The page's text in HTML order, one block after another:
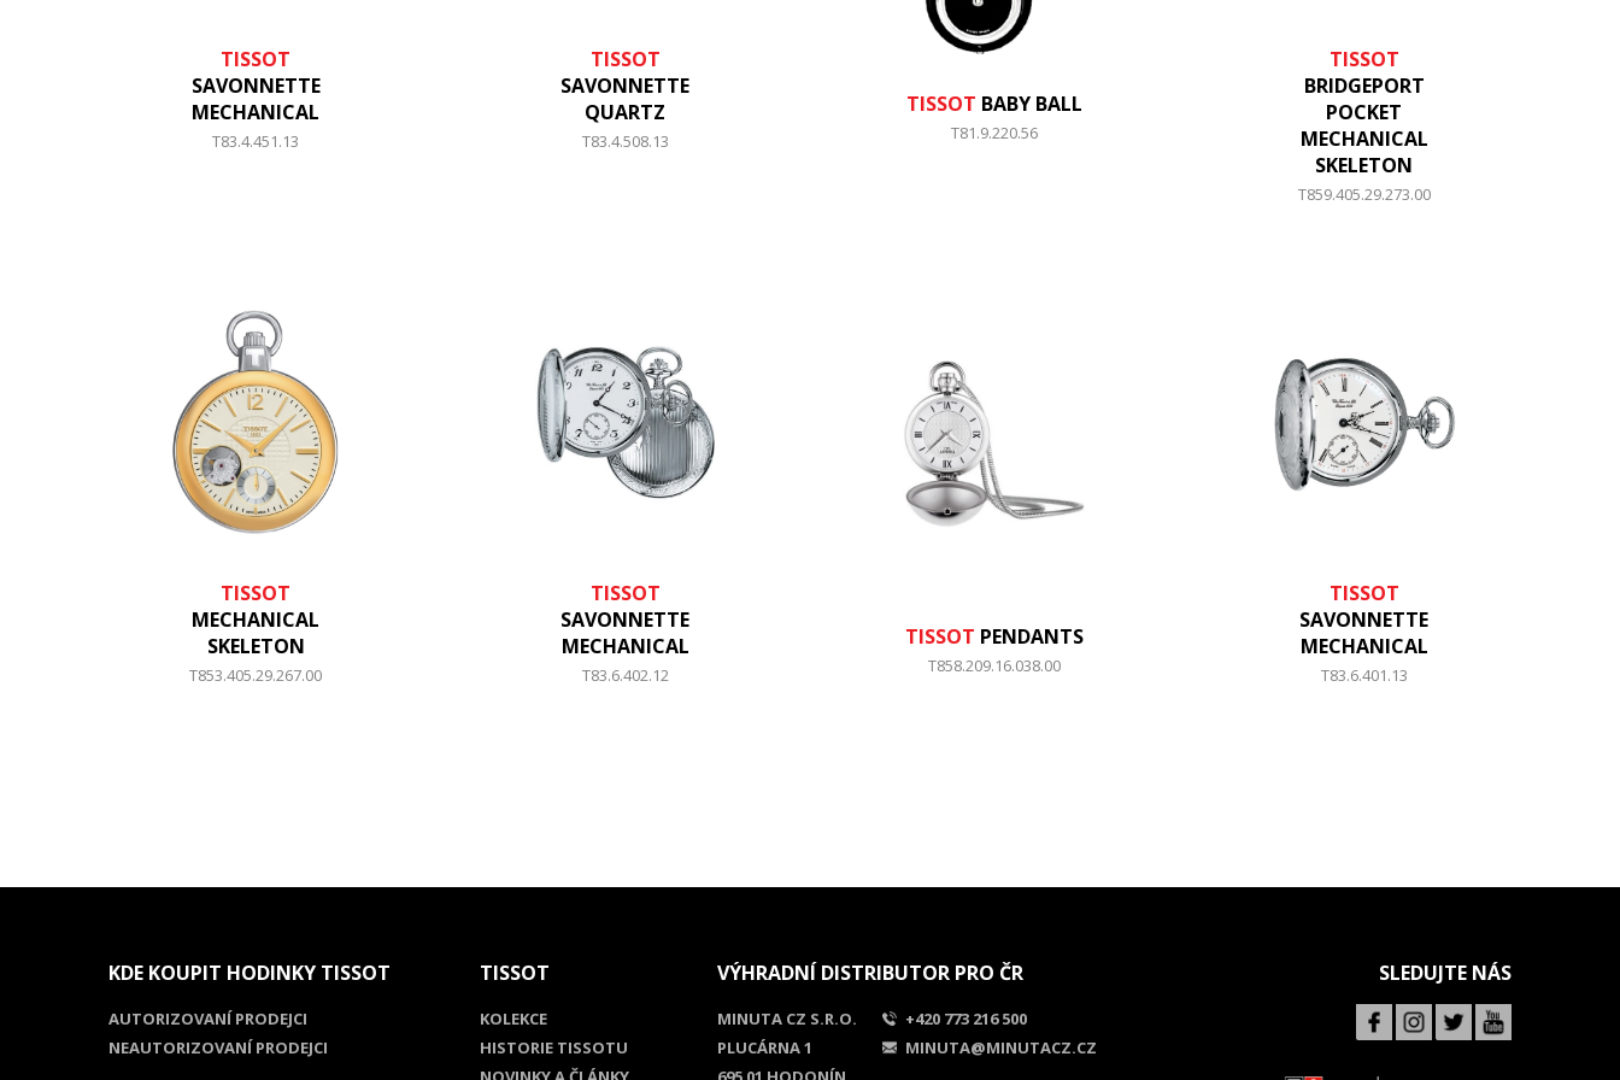
TISSOT
SAVONNETTE
MECHANICAL
T83.4.451.13
TISSOT
SAVONNETTE
QUARTZ
T83.4.508.13
TISSOT BABY BALL
T81.9.220.56
TISSOT
BRIDGEPORT
POCKET
MECHANICAL
SKELETON
T859.405.29.273.00
TISSOT
MECHANICAL
SKELETON
T853.405.29.267.00
TISSOT
SAVONNETTE
MECHANICAL
T83.6.402.12
TISSOT PENDANTS
T858.209.16.038.00
TISSOT
SAVONNETTE
MECHANICAL
T83.6.401.13
KDE KOUPIT HODINKY TISSOT
AUTORIZOVANÍ PRODEJCI
NEAUTORIZOVANÍ PRODEJCI
TISSOT
KOLEKCE
HISTORIE TISSOTU
VÝHRADNÍ DISTRIBUTOR PRO ČR
MINUTA CZ S.R.O.
PLUCÁRNA 1
+420 773 216 500
MINUTA@MINUTACZ.CZ
SLEDUJTE NÁS